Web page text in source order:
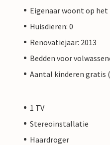
Eigenaar woont op het
Huisdieren: 0
Renovatiejaar: 2013
Bedden voor
Aantal kinderen gratis
1 TV
Stereoinstallatie
Haardroger